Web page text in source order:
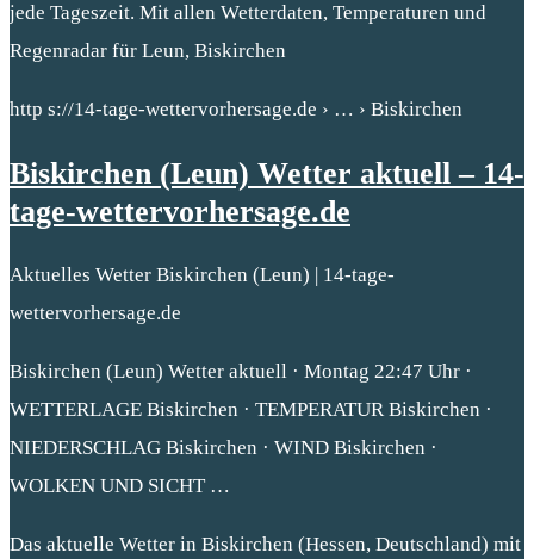
jede Tageszeit. Mit allen Wetterdaten, Temperaturen und
Regenradar für Leun, Biskirchen
http s://14-tage-wettervorhersage.de › … › Biskirchen
Biskirchen (Leun) Wetter aktuell – 14-
tage-wettervorhersage.de
Aktuelles Wetter Biskirchen (Leun) | 14-tage-
wettervorhersage.de
Biskirchen (Leun) Wetter aktuell · Montag 22:47 Uhr ·
WETTERLAGE Biskirchen · TEMPERATUR Biskirchen ·
NIEDERSCHLAG Biskirchen · WIND Biskirchen ·
WOLKEN UND SICHT …
Das aktuelle Wetter in Biskirchen (Hessen, Deutschland) mit